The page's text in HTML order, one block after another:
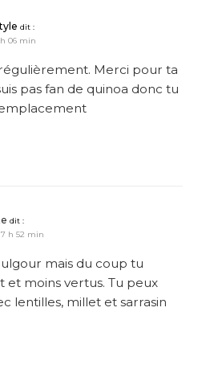
dit :
h 06 min
Merci pour ta
pas fan de quinoa donc tu
dit :
7 h 52 min
mais du coup tu
moins vertus. Tu peux
lentilles, millet et sarrasin